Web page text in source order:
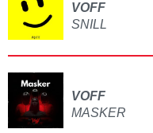
VOFF
SNILL
VOFF
MASKER